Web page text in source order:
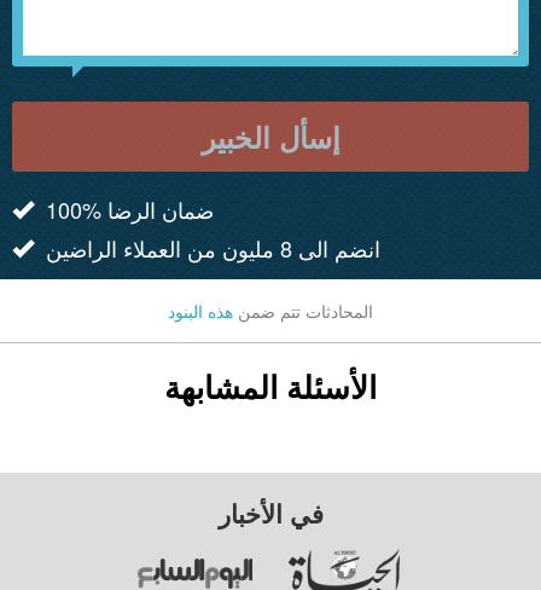
إسأل الخبير
100% ضمان الرضا
انضم الى 8 مليون من العملاء الراضين
المحادثات تتم ضمن هذه البنود
الأسئلة المشابهة
في الأخبار